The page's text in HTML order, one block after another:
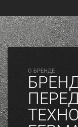
O БРЕНДЕ